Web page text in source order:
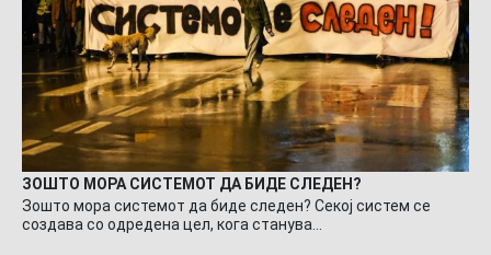
ЗОШТО МОРА СИСТЕМОТ ДА БИДЕ СЛЕДЕН?
Зошто мора системот да биде следен? Секој систем се
создава со одредена цел, кога станува…